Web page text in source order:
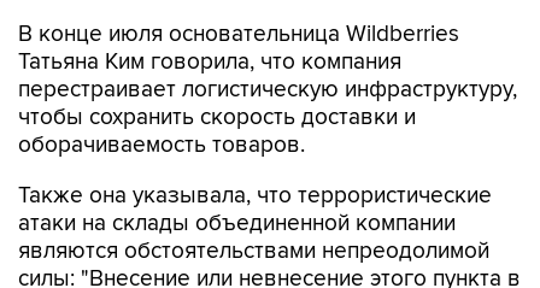
В конце июля основательница Wildberries
Татьяна Ким говорила, что компания
перестраивает логистическую инфраструктуру,
чтобы сохранить скорость доставки и
оборачиваемость товаров.
Также она указывала, что террористические
атаки на склады объединенной компании
являются обстоятельствами непреодолимой
силы: "Внесение или невнесение этого пункта в